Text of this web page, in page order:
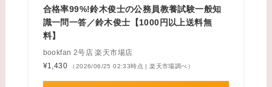
合格率99%!鈴木俊士の公務員教養試験一般知
識一問一答／鈴木俊士【1000円以上送料無
料】
bookfan 2号店 楽天市場店
¥1,430
（2026/06/25 02:33時点 | 楽天市場調べ）